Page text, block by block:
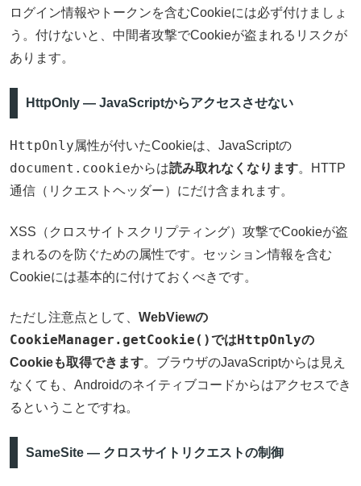
ログイン情報やトークンを含むCookieには必ず付けましょ
う。付けないと、中間者攻撃でCookieが盗まれるリスクが
あります。
HttpOnly — JavaScriptからアクセスさせない
HttpOnly属性が付いたCookieは、JavaScriptの
document.cookieからは読み取れなくなります。HTTP
通信（リクエストヘッダー）にだけ含まれます。
XSS（クロスサイトスクリプティング）攻撃でCookieが盗
まれるのを防ぐための属性です。セッション情報を含む
Cookieには基本的に付けておくべきです。
ただし注意点として、 WebViewの
CookieManager.getCookie()ではHttpOnlyの
Cookieも取得できます。ブラウザのJavaScriptからは見え
なくても、Androidのネイティブコードからはアクセスでき
るということですね。
SameSite — クロスサイトリクエストの制御